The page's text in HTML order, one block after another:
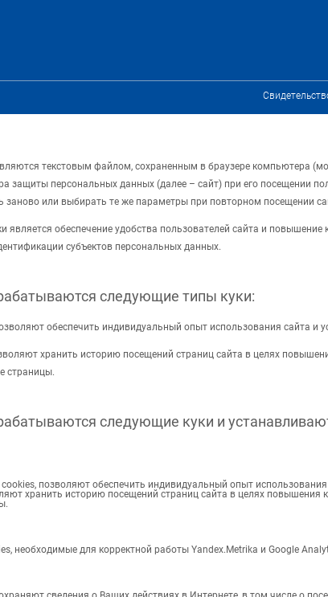
текстовым файлом, сохраненным в браузере компьютера
защиты персональных данных (далее – сайт) при его посещении
заново или выбирать те же параметры при повторном посещении
является обеспечение удобства пользователей сайта и
субъектов персональных данных.
следующие типы куки:
обеспечить индивидуальный опыт использования сайта и
хранить историю посещений страниц сайта в целях
страницы.
следующие куки и
позволяют обеспечить индивидуальный опыт
хранить историю посещений страниц сайта в целях повышения
необходимые для корректной работы Yandex.Metrika и Google